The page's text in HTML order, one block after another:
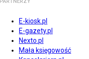
E-kiosk.pl
E-gazety.pl
Nexto.pl
Mała księgowość